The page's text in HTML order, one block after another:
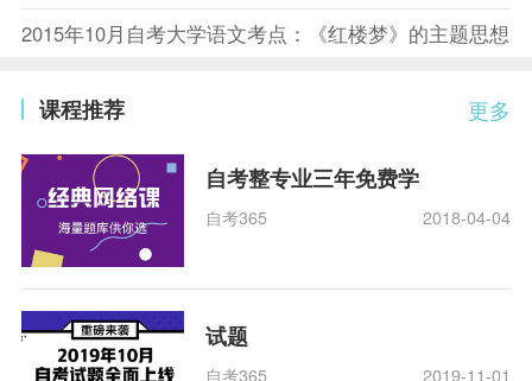
2015年10月自考大学语文考点：《红楼梦》的主题思想
更多
课程推荐
自考整专业三年免费学
自考365 2018-04-04
试题
自考365 2019-11-01